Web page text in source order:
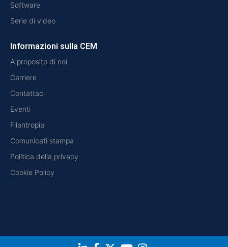
Software
Serie di video
Informazioni sulla CEM
A proposito di noi
Carriere
Contattaci
Eventi
Filantropia
Comunicati stampa
Politica della privacy
Cookie Policy